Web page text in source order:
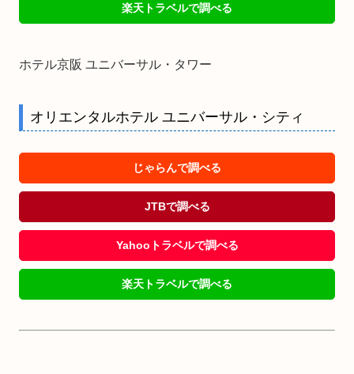
楽天トラベルで調べる
ホテル京阪 ユニバーサル・タワー
オリエンタルホテル ユニバーサル・シティ
じゃらんで調べる
JTBで調べる
Yahooトラベルで調べる
楽天トラベルで調べる